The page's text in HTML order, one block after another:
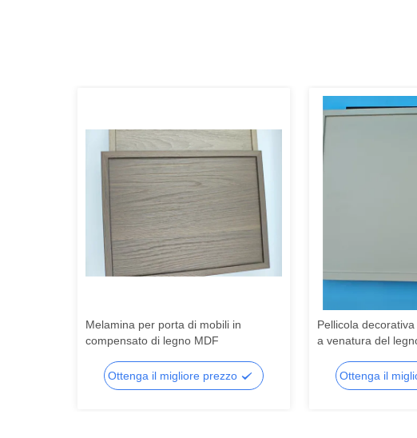
Melamina per porta di mobili in
compensato di legno MDF
Ottenga il migliore prezzo
Pellicola
a venatura del
per pareti, porte e
Ottenga il